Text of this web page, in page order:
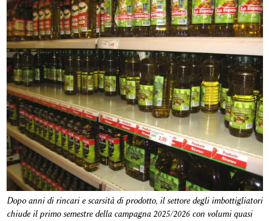
Dopo anni di rincari e scarsità di prodotto, il settore degli imbottigliatori
chiude il primo semestre della campagna 2025/2026 con volumi quasi